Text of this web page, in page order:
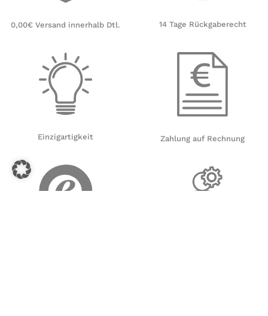
0,00€ Versand innerhalb Dtl.
Einzigartigkeit
14 Tage Rückgaberecht
Zahlung auf Rechnung